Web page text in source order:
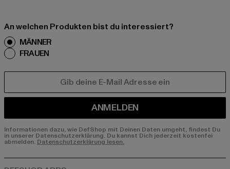
An welchen Produkten bist du interessiert?
MÄNNER
FRAUEN
ANMELDEN
Informationen dazu, wie DefShop mit Deinen Daten umgeht, findest Du
in unserer Datenschutzerklärung. Du kannst Dich jederzeit kostenfei
abmelden. Datenschutzerklärung lesen.